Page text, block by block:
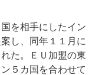
を相手にしたイン
し、同年１１月に
た。ＥＵ加盟の東
５カ国を合わせて